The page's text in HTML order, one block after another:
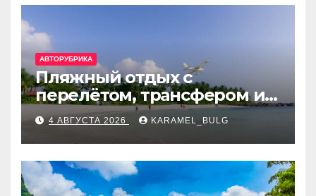
АВТОРУБРИКА
Пляжный отдых с
перелётом, трансфером и
отелем на Мальдивах, в
Турции, Греции, Таиланде
и Европе
4 АВГУСТА 2026 KARAMEL_BULG